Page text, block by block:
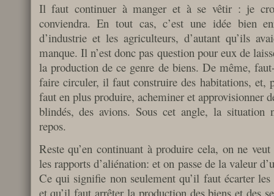
Il faut continuer à manger et à se vêtir : je
conviendra. En tout cas, c’est une idée bien
d’industrie et les agriculteurs, d’autant qu’ils
manque. Il n’est donc pas question pour eux de
la production de ce genre de biens. De même,
faire circuler, il faut construire des habitations, et,
faut en plus produire, acheminer et approvisionner
blindés, des avions. Sous cet angle, la situation
repos.
Reste qu’en continuant à produire cela, on ne
les rapports d’aliénation: et on passe de la valeur
Ce qui signifie non seulement qu’il faut écarter les
et qu’il faut arrêter la production des biens et des